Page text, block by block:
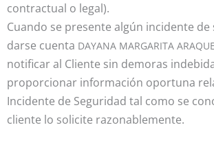
contractual o legal).
Cuando se presente algún incidente de
darse cuenta DAYANA MARGARITA
notificar al Cliente sin demoras
proporcionar información oportuna
Incidente de Seguridad tal como se
cliente lo solicite razonablemente.